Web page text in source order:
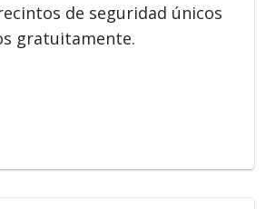
de seguridad únicos
gratuitamente.